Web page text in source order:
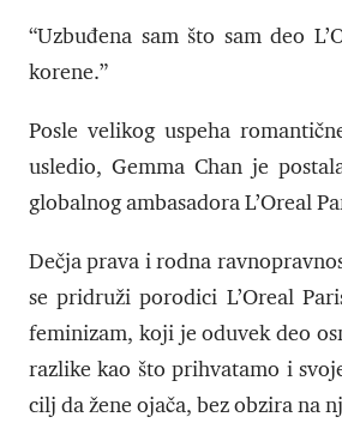
“Uzbuđena sam što sam deo
korene.”
Posle velikog uspeha
usledio, Gemma Chan je
globalnog ambasadora L’Oreal
Dečja prava i rodna
se pridruži porodici L’Oreal
feminizam, koji je oduvek deo
razlike kao što prihvatamo i
cilj da žene ojača, bez obzira na